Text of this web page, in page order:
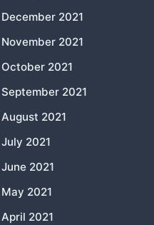
December 2021
November 2021
October 2021
September 2021
August 2021
July 2021
June 2021
May 2021
April 2021